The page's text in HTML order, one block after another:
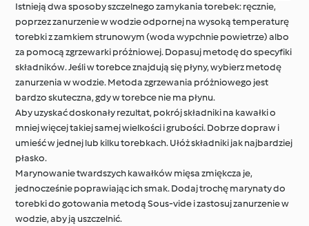
Istnieją dwa sposoby szczelnego zamykania torebek: ręcznie,
poprzez zanurzenie w wodzie odpornej na wysoką temperaturę
torebki z zamkiem strunowym (woda wypchnie powietrze) albo
za pomocą zgrzewarki próżniowej. Dopasuj metodę do specyfiki
składników. Jeśli w torebce znajdują się płyny, wybierz metodę
zanurzenia w wodzie. Metoda zgrzewania próżniowego jest
bardzo skuteczna, gdy w torebce nie ma płynu.
Aby uzyskać doskonały rezultat, pokrój składniki na kawałki o
mniej więcej takiej samej wielkości i grubości. Dobrze dopraw i
umieść w jednej lub kilku torebkach. Ułóż składniki jak najbardziej
płasko.
Marynowanie twardszych kawałków mięsa zmiękcza je,
jednocześnie poprawiając ich smak. Dodaj trochę marynaty do
torebki do gotowania metodą Sous-vide i zastosuj zanurzenie w
wodzie, aby ją uszczelnić.